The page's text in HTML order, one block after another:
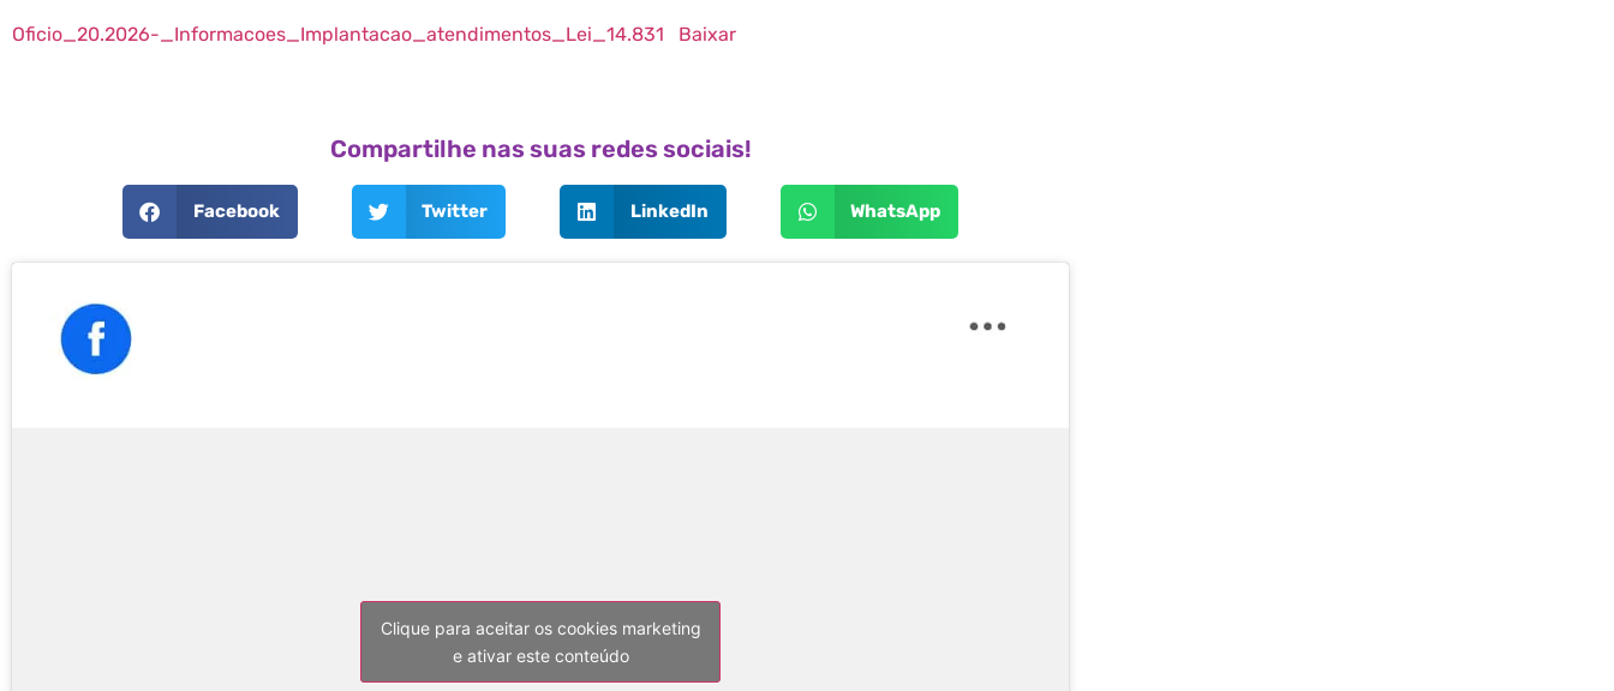
Oficio_20.2026-_Informacoes_Implantacao_atendimentos_Lei_14.831 Baixar
Compartilhe nas suas redes sociais!
Facebook Twitter LinkedIn WhatsApp
Clique para aceitar os cookies marketing
e ativar este conteúdo